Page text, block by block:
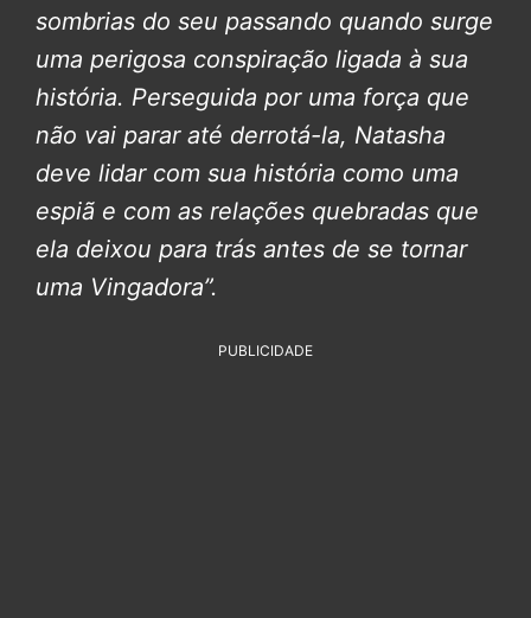
sombrias do seu passando quando surge
uma perigosa conspiração ligada à sua
história. Perseguida por uma força que
não vai parar até derrotá-la, Natasha
deve lidar com sua história como uma
espiã e com as relações quebradas que
ela deixou para trás antes de se tornar
uma Vingadora”.
PUBLICIDADE